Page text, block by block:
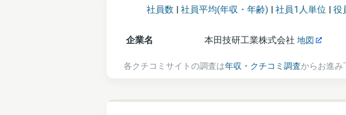
社員数 | 社員平均(年収・年齢) | 社員1人単位 | 役
企業名 本田技研工業株式会社 地図
各クチコミサイトの調査は年収・クチコミ調査からお進み